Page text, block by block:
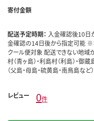
寄付金額
配送予定時期： 入金確認後10日
金確認の14日後から指定可能
クール便対象 配送できない地
村（青ヶ島）・利島村（利島）・
（父島・母島・硫黄島・南鳥島など）
レビュー 0件